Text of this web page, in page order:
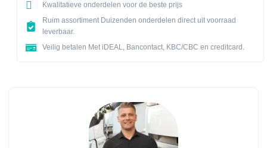
Kwalitatieve onderdelen voor de beste prijs
Ruim assortiment Duizenden onderdelen direct uit voorraad
leverbaar.
Veilig betalen Met iDEAL, Bancontact, KBC/CBC en creditcard.